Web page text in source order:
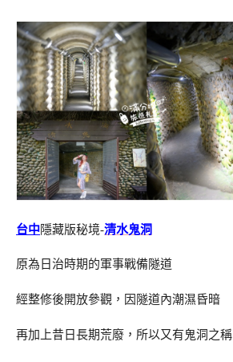
台中隱藏版秘境-清水鬼洞
原為日治時期的軍事戰備隧道
經整修後開放參觀，因隧道內潮濕昏暗
再加上昔日長期荒廢，所以又有鬼洞之稱